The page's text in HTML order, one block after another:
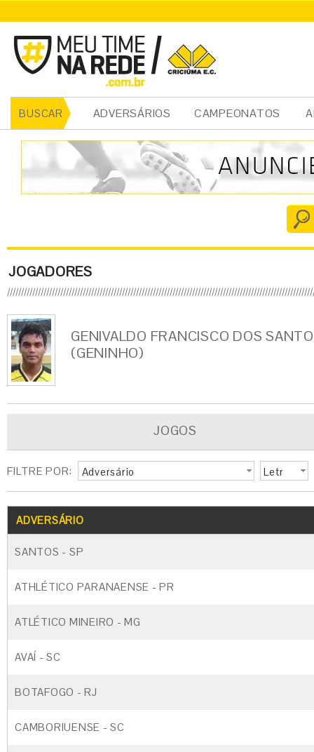
BUSCAR ADVERSÁRIOS CAMPEONATOS
JOGADORES
GENIVALDO FRANCISCO DOS
(GENINHO)
JOGOS
FILTRE POR: Adversário
Letr
ADVERSÁRIO
SANTOS - SP
ATHLÉTICO PARANAENSE - PR
ATLÉTICO MINEIRO - MG
AVAÍ - SC
BOTAFOGO - RJ
CAMBORIUENSE - SC